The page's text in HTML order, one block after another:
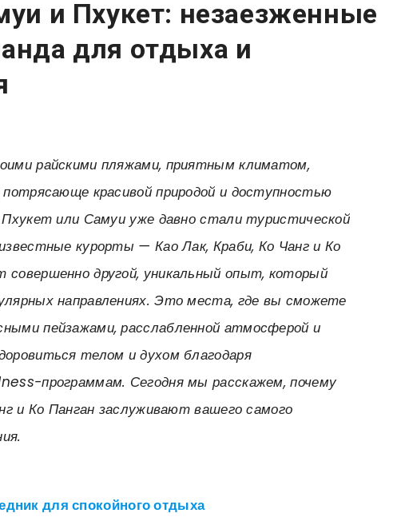
и Пхукет: незаезженные
для отдыха и
райскими пляжами, приятным климатом,
потрясающе красивой природой и доступностью
или Самуи уже давно стали туристической
курорты — Као Лак, Краби, Ко Чанг и Ко
совершенно другой, уникальный опыт, который
направлениях. Это места, где вы сможете
пейзажами, расслабленной атмосферой и
телом и духом благодаря
программам. Сегодня мы расскажем, почему
и Ко Панган заслуживают вашего самого
для спокойного отдыха